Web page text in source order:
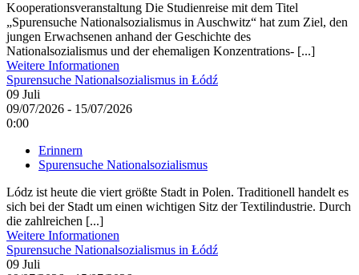
Kooperationsveranstaltung Die Studienreise mit dem Titel
„Spurensuche Nationalsozialismus in Auschwitz“ hat zum Ziel, den
jungen Erwachsenen anhand der Geschichte des
Nationalsozialismus und der ehemaligen Konzentrations- [...]
Weitere Informationen
Spurensuche Nationalsozialismus in Łódź
09 Juli
09/07/2026 - 15/07/2026
0:00
Erinnern
Spurensuche Nationalsozialismus
Lódz ist heute die viert größte Stadt in Polen. Traditionell handelt es
sich bei der Stadt um einen wichtigen Sitz der Textilindustrie. Durch
die zahlreichen [...]
Weitere Informationen
Spurensuche Nationalsozialismus in Łódź
09 Juli